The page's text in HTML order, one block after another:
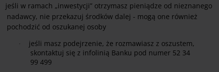
jeśli w ramach „inwestycji” otrzymasz pieniądze od nieznanego
nadawcy, nie przekazuj środków dalej - mogą one również
pochodzić od oszukanej osoby
·
jeśli masz podejrzenie, że rozmawiasz z oszustem,
skontaktuj się z infolinią Banku pod numer 52 34
99 499